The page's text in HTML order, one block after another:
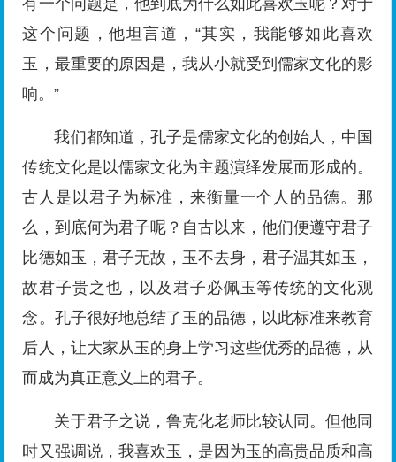
有一个问题是，他到底为什么如此喜欢玉呢？对于
这个问题，他坦言道，“其实，我能够如此喜欢
玉，最重要的原因是，我从小就受到儒家文化的影
响。”
我们都知道，孔子是儒家文化的创始人，中国
传统文化是以儒家文化为主题演绎发展而形成的。
古人是以君子为标准，来衡量一个人的品德。那
么，到底何为君子呢？自古以来，他们便遵守君子
比德如玉，君子无故，玉不去身，君子温其如玉，
故君子贵之也，以及君子必佩玉等传统的文化观
念。孔子很好地总结了玉的品德，以此标准来教育
后人，让大家从玉的身上学习这些优秀的品德，从
而成为真正意义上的君子。
关于君子之说，鲁克化老师比较认同。但他同
时又强调说，我喜欢玉，是因为玉的高贵品质和高